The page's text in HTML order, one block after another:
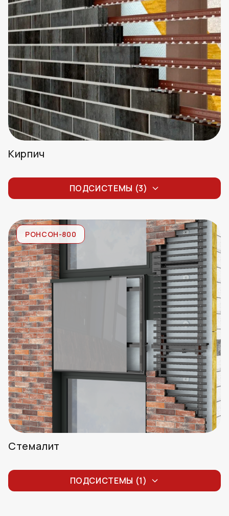
Кирпич RECKE-РОНСОН
Кирпич White Hills-РОНСОН
Кирпич
ПОДСИСТЕМЫ (3)
РОНСОН-800
Стемалит
ПОДСИСТЕМЫ (1)